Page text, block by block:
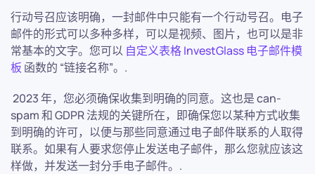
行动号召应该明确，一封邮件中只能有一个行动号召。电子
邮件的形式可以多种多样，可以是视频、图片，也可以是非
常基本的文字。您可以 自定义表格 InvestGlass 电子邮件模
板 函数的 “链接名称”。.
2023 年，您必须确保收集到明确的同意。这也是 can-
spam 和 GDPR 法规的关键所在，即确保您以某种方式收集
到明确的许可，以便与那些同意通过电子邮件联系的人取得
联系。如果有人要求您停止发送电子邮件，那么您就应该这
样做，并发送一封分手电子邮件。.